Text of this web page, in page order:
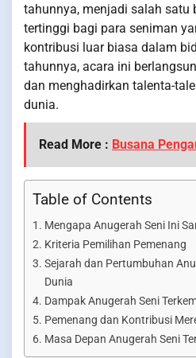
tahunnya, menjadi salah satu
tertinggi bagi para seniman
kontribusi luar biasa dalam
tahunnya, acara ini
dan menghadirkan talenta-
dunia.
Read More : Busana
Table of Contents
Mengapa Anugerah Seni Ini
Kriteria Pemilihan Pemenang
Sejarah dan Pertumbuhan
Dunia
Dampak Anugerah Seni
Pemenang dan Kontribusi
Masa Depan Anugerah Seni